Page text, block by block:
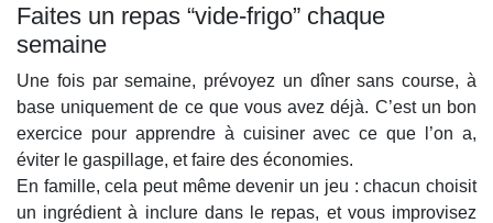
Faites un repas “vide-frigo” chaque
semaine
Une fois par semaine, prévoyez un dîner sans course, à
base uniquement de ce que vous avez déjà. C’est un bon
exercice pour apprendre à cuisiner avec ce que l’on a,
éviter le gaspillage, et faire des économies.
En famille, cela peut même devenir un jeu : chacun choisit
un ingrédient à inclure dans le repas, et vous improvisez